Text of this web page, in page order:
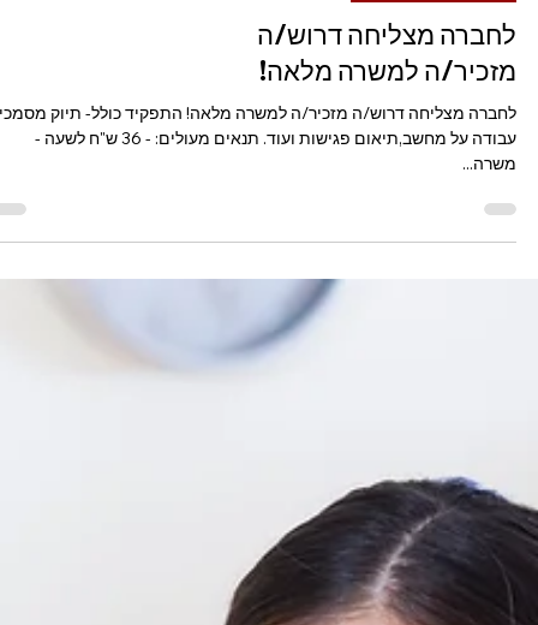
מזכיר/ה למשרה מלאה!
לחברה מצליחה דרוש/ה מזכיר/ה למשרה מלאה! התפקיד כולל- תיוק
משרה...